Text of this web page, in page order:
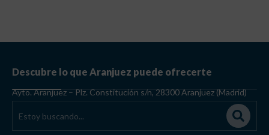
Descubre lo que Aranjuez puede ofrecerte
Ayto. Aranjuez – Plz. Constitución s/n, 28300 Aranjuez (Madrid)